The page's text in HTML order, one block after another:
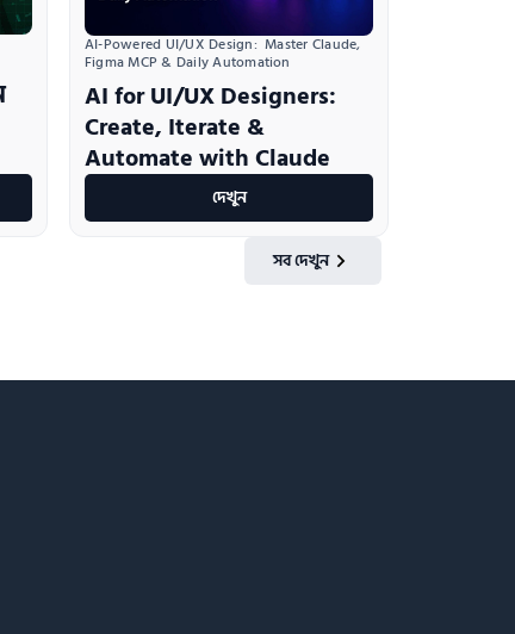
AI-Powered UI/UX Design:  Master Claude,
Figma MCP & Daily Automation
AI for UI/UX Designers:
Create, Iterate &
Automate with Claude
দেখুন
সব দেখুন